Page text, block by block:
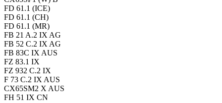
FD 61.1 (ICE)
FD 61.1 (CH)
FD 61.1 (MR)
FB 21 A.2 IX AG
FB 52 C.2 IX AG
FB 83C IX AUS
FZ 83.1 IX
FZ 932 C.2 IX
F 73 C.2 IX AUS
CX65SM2 X AUS
FH 51 IX CN